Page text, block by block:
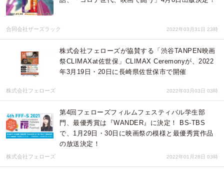
合同会社ザーズラック 2022年03月31日 23時
株式会社フェローズが協賛する「渋谷TANPEN映画
祭CLIMAXat佐世保」CLIMAX Ceremonyが、2022
年3月19日・20日に長崎県佐世保市で開催
株式会社フェローズ 2022年03月03日 03時
第4回フェローズフィルムフェスティバル学生部
門、最優秀賞は『WANDER』に決定！ BS-TBS
で、1月29日・30日に映画祭の模様と最優秀賞作品
の放送決定！
株式会社フェローズ 2022年01月28日 03時